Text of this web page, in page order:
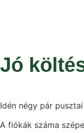
Jó
Idén négy pár
A fiókák száma